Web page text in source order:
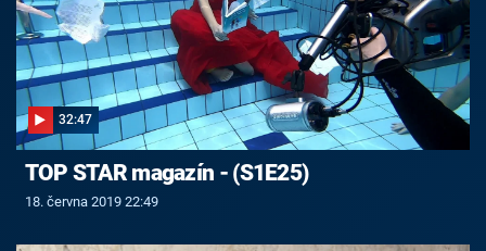
32:47
TOP STAR magazín - (S1E25)
18. června 2019 22:49